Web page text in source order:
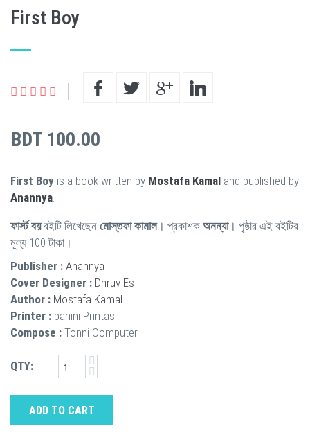
First Boy
BDT 100.00
First Boy is a book written by Mostafa Kamal and published by
Anannya
ফার্স্ট বয়বইটি লিখেছেন মোস্তফা কামাল। প্রকাশক অনন্যা। পৃষ্ঠার এই বইটির
মূল্য 100 টাকা।
Publisher : Anannya
Cover Designer : Dhruv Es
Author : Mostafa Kamal
Printer : panini Printas
Compose : Tonni Computer
QTY:
ADD TO CART